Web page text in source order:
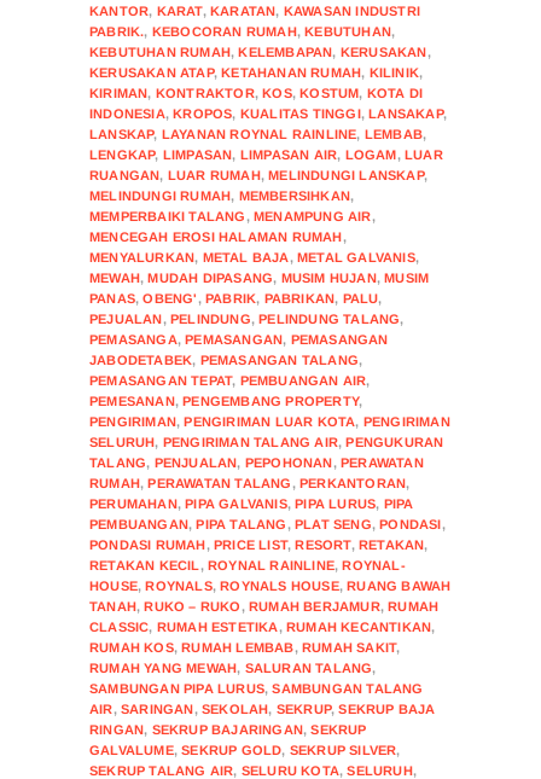
KANTOR, KARAT,KARATAN, KAWASAN INDUSTRI
PABRIK., KEBOCORAN RUMAH,KEBUTUHAN,
KEBUTUHAN RUMAH,KELEMBAPAN, KERUSAKAN,
KERUSAKAN ATAP,KETAHANAN RUMAH, KILINIK,
KIRIMAN, KONTRAKTOR,KOS,KOSTUM, KOTA DI
INDONESIA,KROPOS, KUALITAS TINGGI,LANSAKAP,
LANSKAP, LAYANAN ROYNAL RAINLINE, LEMBAB,
LENGKAP, LIMPASAN, LIMPASAN AIR, LOGAM,LUAR
RUANGAN, LUAR RUMAH,MELINDUNGI LANSKAP,
MELINDUNGI RUMAH, MEMBERSIHKAN,
MEMPERBAIKI TALANG ,MENAMPUNG AIR,
MENCEGAH EROSI HALAMAN RUMAH,
MENYALURKAN, METAL BAJA,METAL GALVANIS,
MEWAH,MUDAH DIPASANG, MUSIM HUJAN,MUSIM
PANAS,OBENG' ,PABRIK, PABRIKAN, PALU,
PEJUALAN,PELINDUNG,PELINDUNG TALANG,
PEMASANGA,PEMASANGAN, PEMASANGAN
JABODETABEK, PEMASANGAN TALANG,
PEMASANGAN TEPAT, PEMBUANGAN AIR,
PEMESANAN,PENGEMBANG PROPERTY,
PENGIRIMAN,PENGIRIMAN LUAR KOTA, PENGIRIMAN
SELURUH, PENGIRIMAN TALANG AIR,PENGUKURAN
TALANG, PENJUALAN, PEPOHONAN,PERAWATAN
RUMAH,PERAWATAN TALANG ,PERKANTORAN,
PERUMAHAN,PIPA GALVANIS,PIPA LURUS, PIPA
PEMBUANGAN,PIPA TALANG ,PLAT SENG,PONDASI,
PONDASI RUMAH,PRICE LIST,RESORT,RETAKAN,
RETAKAN KECIL ,ROYNAL RAINLINE,ROYNAL-
HOUSE,ROYNALS,ROYNALS HOUSE,RUANG BAWAH
TANAH,RUKO – RUKO ,RUMAH BERJAMUR,RUMAH
CLASSIC, RUMAH ESTETIKA,RUMAH KECANTIKAN,
RUMAH KOS,RUMAH LEMBAB,RUMAH SAKIT,
RUMAH YANG MEWAH, SALURAN TALANG,
SAMBUNGAN PIPA LURUS,SAMBUNGAN TALANG
AIR,SARINGAN,SEKOLAH, SEKRUP,SEKRUP BAJA
RINGAN, SEKRUP BAJARINGAN,SEKRUP
GALVALUME,SEKRUP GOLD, SEKRUP SILVER,
SEKRUP TALANG AIR, SELURU KOTA,SELURUH,